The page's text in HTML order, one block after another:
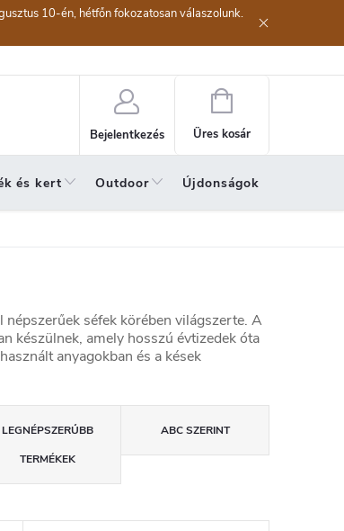
10-én, hétfőn fokozatosan válaszolunk.
Bejelentkezés
Kosár
Üres kosár
és kert Outdoor Újdonságok
séfek körében világszerte. A
készülnek, amely hosszú évtizedek óta
anyagokban és a kések
LEGNÉPSZERŰBB
TERMÉKEK
ABC SZERINT